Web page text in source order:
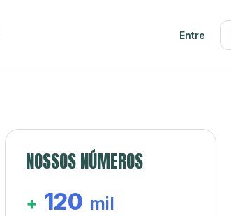
Entre
NOSSOS NÚMEROS
+ 120 mil